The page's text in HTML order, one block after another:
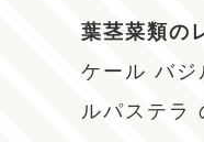
葉茎菜類の
ケール バジ
ルパステラ